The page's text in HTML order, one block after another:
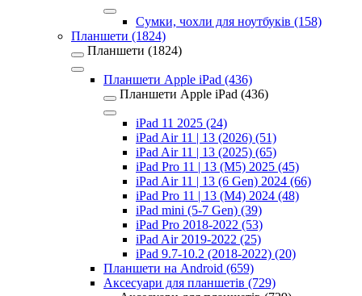
Сумки, чохли для ноутбуків (158)
Планшети (1824)
Планшети (1824)
Планшети Apple iPad (436)
Планшети Apple iPad (436)
iPad 11 2025 (24)
iPad Air 11 | 13 (2026) (51)
iPad Air 11 | 13 (2025) (65)
iPad Pro 11 | 13 (M5) 2025 (45)
iPad Air 11 | 13 (6 Gen) 2024 (66)
iPad Pro 11 | 13 (M4) 2024 (48)
iPad mini (5-7 Gen) (39)
iPad Pro 2018-2022 (53)
iPad Air 2019-2022 (25)
iPad 9.7-10.2 (2018-2022) (20)
Планшети на Android (659)
Аксесуари для планшетів (729)